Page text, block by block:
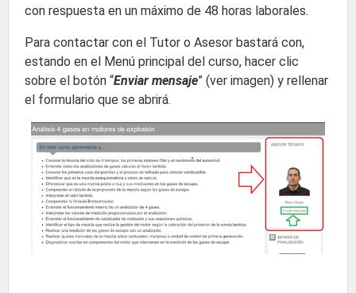
con respuesta en un máximo de 48 horas laborales.
Para contactar con el Tutor o Asesor bastará con,
estando en el Menú principal del curso, hacer clic
sobre el botón “Enviar mensaje” (ver imagen) y rellenar
el formulario que se abrirá.